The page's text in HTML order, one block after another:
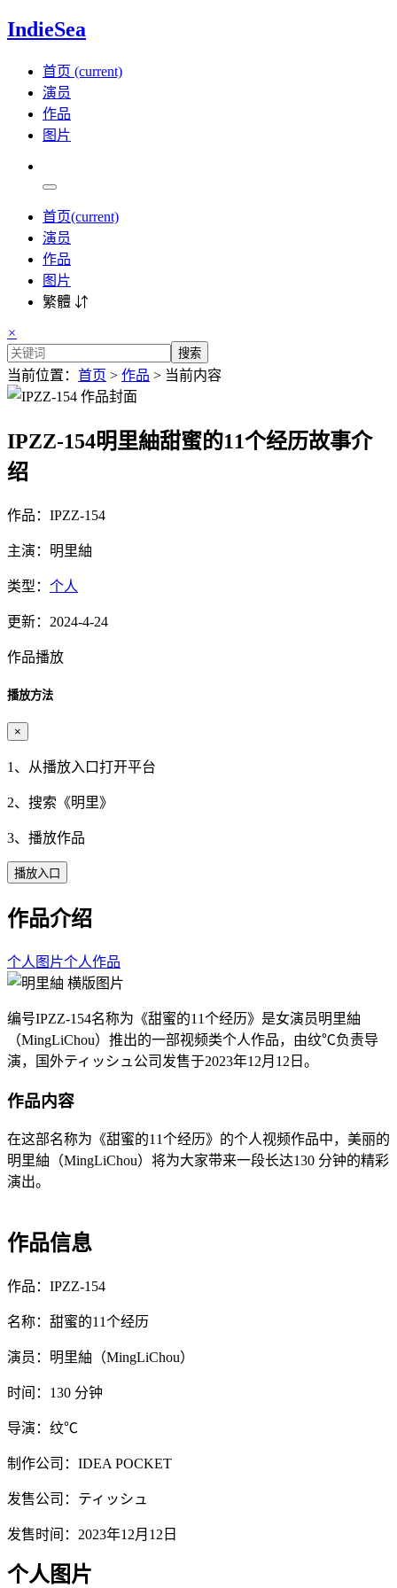
IndieSea
首页 (current)
演员
作品
图片
首页(current)
演员
作品
图片
繁體 ⇵
×
搜索
当前位置： 首页 > 作品 > 当前内容
IPZZ-154明里紬甜蜜的11个经历故事介
绍
作品：IPZZ-154
主演：明里紬
类型： 个人
更新：2024-4-24
作品播放
播放方法
×
1、从播放入口打开平台
2、搜索《明里》
3、播放作品
播放入口
作品介绍
个人图片个人作品
编号IPZZ-154名称为《甜蜜的11个经历》是女演员明里紬
（MingLiChou）推出的一部视频类个人作品，由纹℃负责导
演，国外ティッシュ公司发售于2023年12月12日。
作品内容
在这部名称为《甜蜜的11个经历》的个人视频作品中，美丽的
明里紬（MingLiChou）将为大家带来一段长达130 分钟的精彩
演出。
作品信息
作品：IPZZ-154
名称：甜蜜的11个经历
演员：明里紬（MingLiChou）
时间：130 分钟
导演：纹℃
制作公司：IDEA POCKET
发售公司：ティッシュ
发售时间：2023年12月12日
个人图片